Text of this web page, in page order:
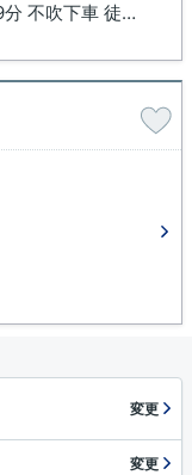
男川駅 徒歩22分 バス9分 不吹下車 徒歩5分
変更
変更